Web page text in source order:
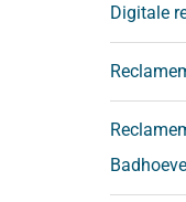
Digitale